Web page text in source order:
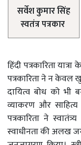
सर्वेश कुमार सिंह
स्वतंत्र पत्रकार
हिंदी पत्रकारिता
पत्रकारिता ने न
दायित्व बोध को भी
व्याकरण और
पत्रकारिता ने
स्वाधीनता की अलख